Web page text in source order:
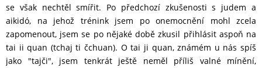
se však nechtěl smířit. Po předchozí zkušenosti s judem a
aikidó, na jehož trénink jsem po onemocnění mohl zcela
zapomenout, jsem se po nějaké době zkusil přihlásit aspoň na
tai ii quan (tchaj ti čchuan). O tai ji quan, známém u nás spíš
jako "tajči", jsem tenkrát ještě neměl příliš valné mínění,